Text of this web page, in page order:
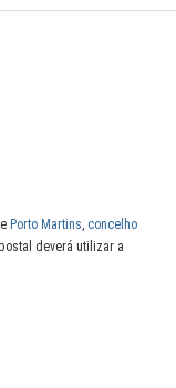
Porto Martins, concelho
deverá utilizar a